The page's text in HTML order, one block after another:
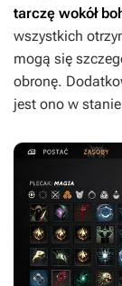
tarczę wokół
wszystkich
mogą się
obronę.
jest ono w